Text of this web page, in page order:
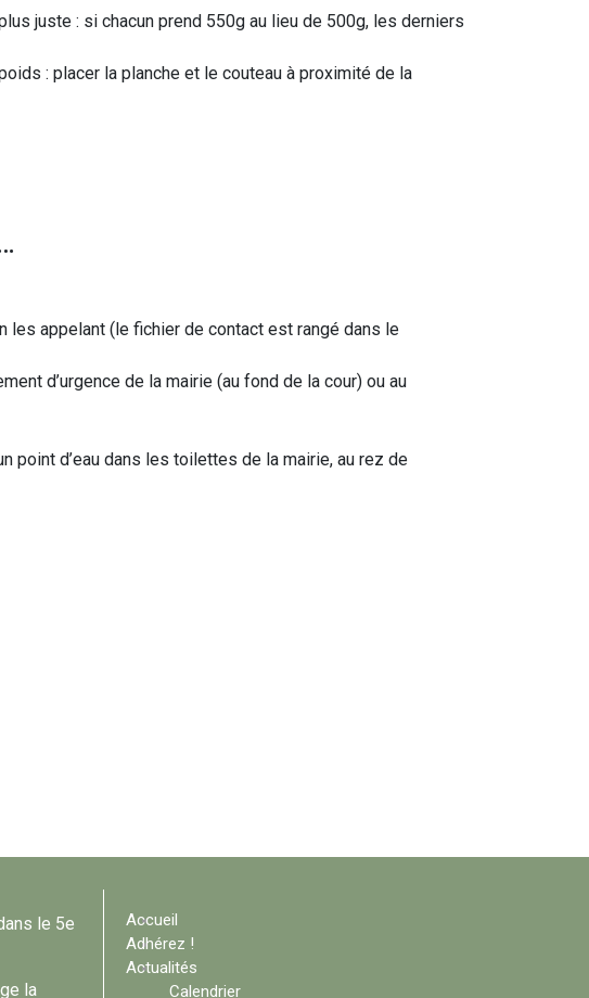
juste : si chacun prend 550g au lieu de 500g, les derniers
: placer la planche et le couteau à proximité de la
les appelant (le fichier de contact est rangé dans le
d’urgence de la mairie (au fond de la cour) ou au
point d’eau dans les toilettes de la mairie, au rez de
le 5e
la
Accueil
Adhérez !
Actualités
Calendrier